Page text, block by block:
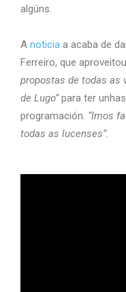
algúns.
A noticia a acaba de
Ferreiro, que
propostas de todas as
de Lugo”para ter
programación. “Imos
todas as lucenses”.